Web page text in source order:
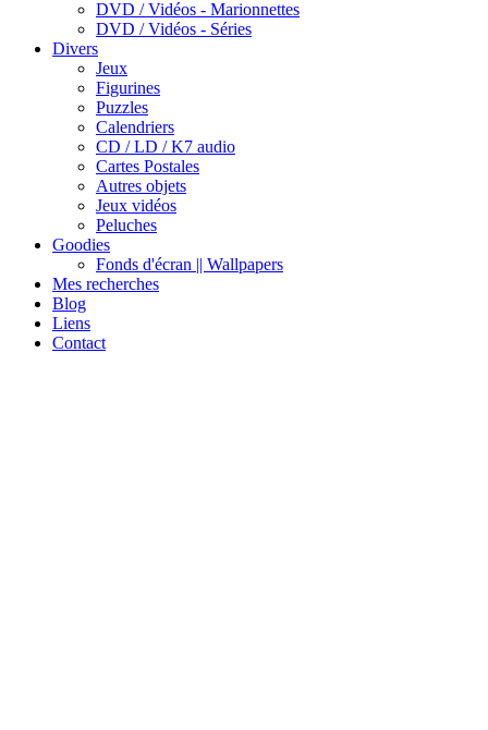
DVD / Vidéos - Marionnettes
DVD / Vidéos - Séries
Divers
Jeux
Figurines
Puzzles
Calendriers
CD / LD / K7 audio
Cartes Postales
Autres objets
Jeux vidéos
Peluches
Goodies
Fonds d'écran || Wallpapers
Mes recherches
Blog
Liens
Contact